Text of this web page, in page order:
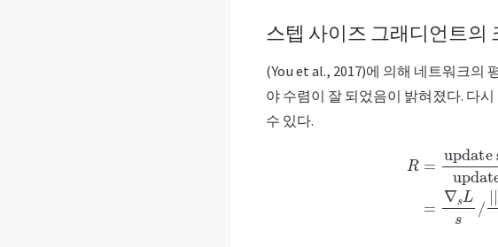
스텝 사이즈 그래디언트의
(You et al., 2017)에 의해 네트워크의
야 수렴이 잘 되었음이 밝혀졌다. 다
수 있다.
update size for step-sizes